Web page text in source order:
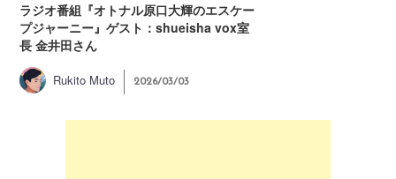
ラジオ番組『オトナル原口大輝のエスケー
プジャーニー』ゲスト：shueisha vox室
長 金井田さん
Rukito Muto 2026/03/03